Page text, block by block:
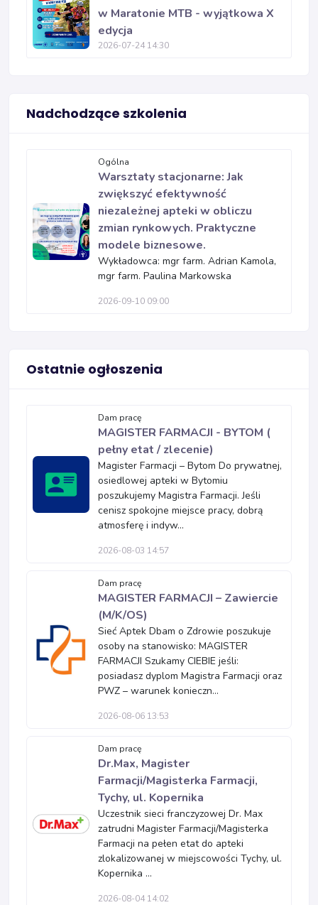
w Maratonie MTB - wyjątkowa X
edycja
2026-07-24 14:30
Nadchodzące szkolenia
Ogólna
Warsztaty stacjonarne: Jak
zwiększyć efektywność
niezależnej apteki w obliczu
zmian rynkowych. Praktyczne
modele biznesowe.
Wykładowca: mgr farm. Adrian Kamola,
mgr farm. Paulina Markowska
2026-09-10 09:00
Ostatnie ogłoszenia
Dam pracę
MAGISTER FARMACJI - BYTOM (
pełny etat / zlecenie)
Magister Farmacji – Bytom Do prywatnej,
osiedlowej apteki w Bytomiu
poszukujemy Magistra Farmacji. Jeśli
cenisz spokojne miejsce pracy, dobrą
atmosferę i indyw...
2026-08-03 14:57
Dam pracę
MAGISTER FARMACJI – Zawiercie
(M/K/OS)
Sieć Aptek Dbam o Zdrowie poszukuje
osoby na stanowisko: MAGISTER
FARMACJI Szukamy CIEBIE jeśli:
posiadasz dyplom Magistra Farmacji oraz
PWZ – warunek konieczn...
2026-08-06 13:53
Dam pracę
Dr.Max, Magister
Farmacji/Magisterka Farmacji,
Tychy, ul. Kopernika
Uczestnik sieci franczyzowej Dr. Max
zatrudni Magister Farmacji/Magisterka
Farmacji na pełen etat do apteki
zlokalizowanej w miejscowości Tychy, ul.
Kopernika ...
2026-08-04 14:02